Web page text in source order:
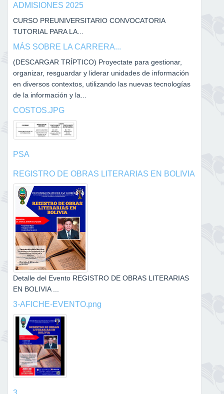
ADMISIONES 2025
CURSO PREUNIVERSITARIO CONVOCATORIA
TUTORIAL PARA LA...
MÁS SOBRE LA CARRERA...
(DESCARGAR TRÍPTICO) Proyectate para gestionar,
organizar, resguardar y liderar unidades de información
en diversos contextos, utilizando las nuevas tecnologías
de la información y la...
COSTOS.JPG
PSA
REGISTRO DE OBRAS LITERARIAS EN BOLIVIA
Detalle del Evento REGISTRO DE OBRAS LITERARIAS
EN BOLIVIA ...
3-AFICHE-EVENTO.png